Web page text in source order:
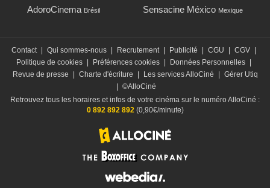
AdoroCinema Brésil Sensacine México Mexique
Contact Qui sommes-nous Recrutement Publicité CGU CGV
Politique de cookies
Préférences cookies Données Personnelles
Revue de presse
Charte d'écriture Les services AlloCiné
Gérer Utiq
©AlloCiné
Retrouvez tous les horaires et infos de votre cinéma sur le numéro AlloCiné :
0 892 892 892(0,90€/minute)